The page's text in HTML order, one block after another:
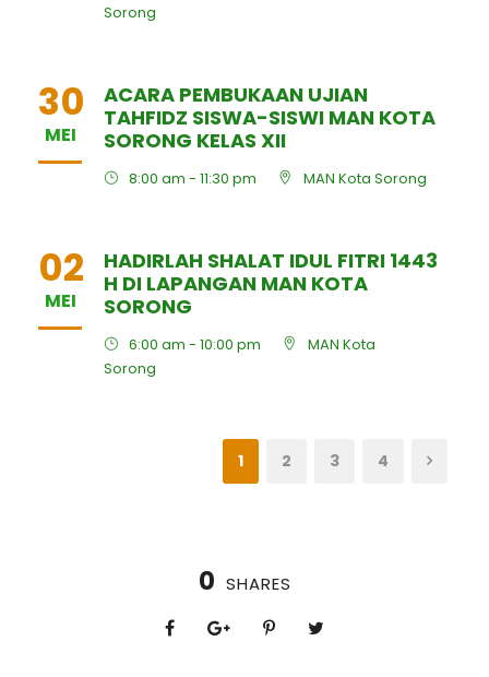
Sorong
30
MEI
ACARA PEMBUKAAN UJIAN
TAHFIDZ SISWA-SISWI MAN KOTA
SORONG KELAS XII
8:00 am - 11:30 pm MAN Kota Sorong
02
MEI
HADIRLAH SHALAT IDUL FITRI 1443
H DI LAPANGAN MAN KOTA
SORONG
6:00 am - 10:00 pm
MAN Kota
Sorong
1 2 3 4
0 SHARES